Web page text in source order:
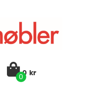
0
0 kr